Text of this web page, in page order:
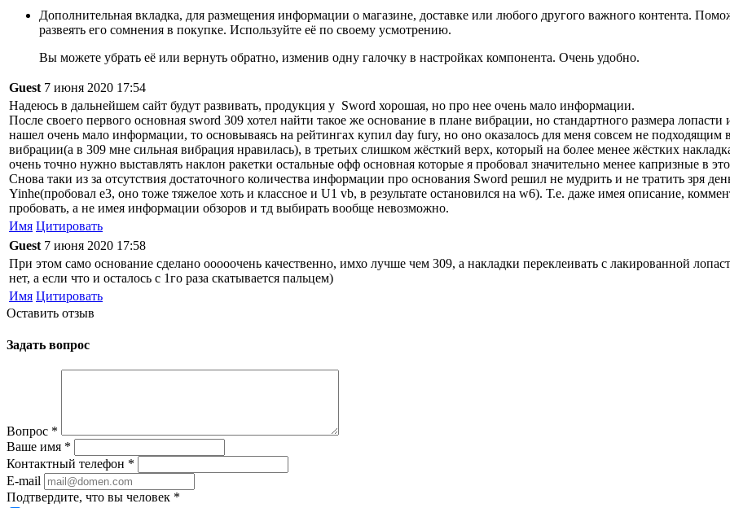
Дополнительная вкладка, для размещения информации о магазине, доставке или любого другого важного контента.
развеять его сомнения в покупке. Используйте её по своему усмотрению.
Вы можете убрать её или вернуть обратно, изменив одну галочку в настройках компонента. Очень удобно.
Guest 7 июня 2020 17:54
Надеюсь в дальнейшем сайт будут развивать, продукция у Sword хорошая, но про нее очень мало информации.
После своего первого основная sword 309 хотел найти такое же основание в плане вибрации, но стандартного размера
нашел очень мало информации, то основываясь на рейтингах купил day fury, но оно оказалось для меня совсем не
вибрации(а в 309 мне сильная вибрация нравилась), в третьих слишком жёсткий верх, который на более менее жёстких
очень точно нужно выставлять наклон ракетки остальные офф основная которые я пробовал значительно менее капризные в
Снова таки из за отсутствия достаточного количества информации про основания Sword решил не мудрить и не тратить зря
Yinhe(пробовал e3, оно тоже тяжелое хоть и классное и U1 vb, в результате остановился на w6). Т.е. даже имея описание,
пробовать, а не имея информации обзоров и тд выбирать вообще невозможно.
Имя Цитировать
Guest 7 июня 2020 17:58
При этом само основание сделано ооооочень качественно, имхо лучше чем 309, а накладки переклеивать с лакированной
нет, а если что и осталось с 1го раза скатывается пальцем)
Имя Цитировать
Оставить отзыв
Задать вопрос
Вопрос *
Ваше имя *
Контактный телефон *
E-mail
Подтвердите, что вы человек *